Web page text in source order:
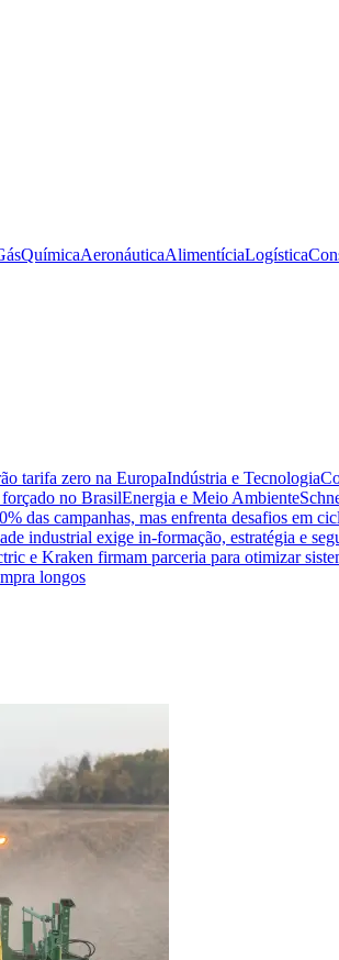
QuímicaAeronáuticaAlimentíciaLogística
tarifa zero na EuropaIndústria e Tecnologia
no BrasilEnergia e Meio Ambiente
das campanhas, mas enfrenta desafios em
industrial exige in-formação, estratégia e
e Kraken firmam parceria para otimizar
longos